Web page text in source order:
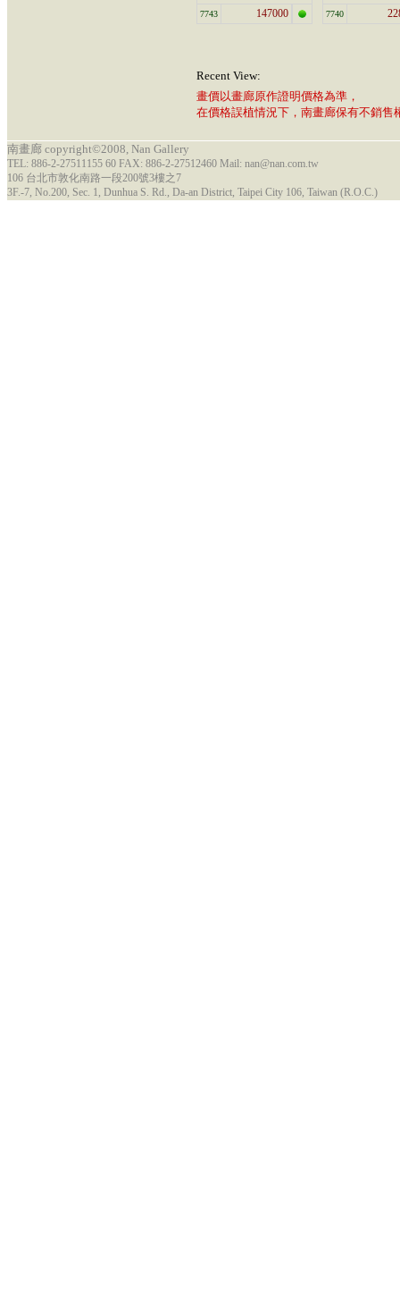
7743 147000 7740
Recent View:
畫價以畫廊原作證明價格為準，
在價格誤植情況下，南畫廊保有不銷售
南畫廊 copyright©2008, Nan Gallery
TEL: 886-2-27511155 60 FAX: 886-2-27512460 Mail: nan@nan.com.tw
106 台北市敦化南路一段200號3樓之7
3F.-7, No.200, Sec. 1, Dunhua S. Rd., Da-an District, Taipei City 106, Taiwan (R.O.C.)